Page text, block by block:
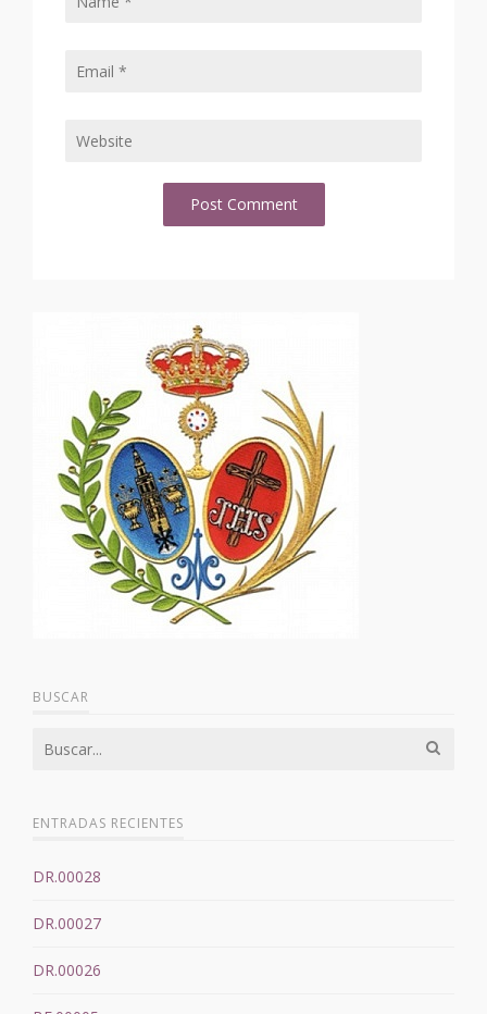
BUSCAR
ENTRADAS RECIENTES
DR.00028
DR.00027
DR.00026